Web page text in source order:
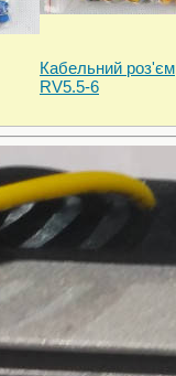
Кабельний роз'єм
RV5.5-6